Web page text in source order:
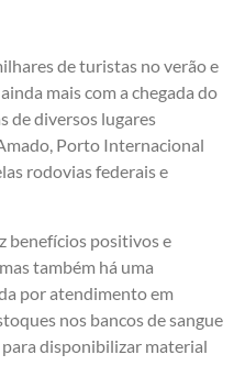
de turistas no verão e
mais com a chegada do
de diversos lugares
Porto Internacional
rodovias federais e
benefícios positivos e
também há uma
por atendimento em
nos bancos de sangue
disponibilizar material